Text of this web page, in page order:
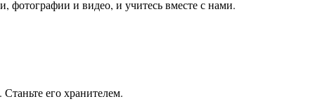
фотографии и видео, и учитесь вместе с нами.
его хранителем.